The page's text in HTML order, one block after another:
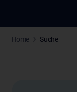
Home Suche